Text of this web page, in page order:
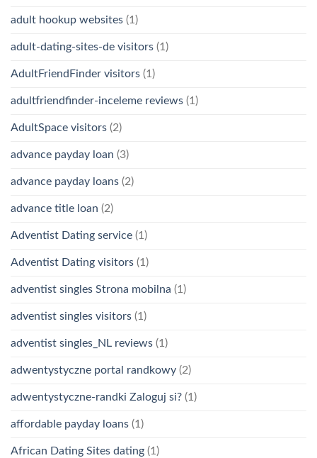
adult hookup websites (1)
adult-dating-sites-de visitors (1)
AdultFriendFinder visitors (1)
adultfriendfinder-inceleme reviews (1)
AdultSpace visitors (2)
advance payday loan (3)
advance payday loans (2)
advance title loan (2)
Adventist Dating service (1)
Adventist Dating visitors (1)
adventist singles Strona mobilna (1)
adventist singles visitors (1)
adventist singles_NL reviews (1)
adwentystyczne portal randkowy (2)
adwentystyczne-randki Zaloguj si? (1)
affordable payday loans (1)
African Dating Sites dating (1)